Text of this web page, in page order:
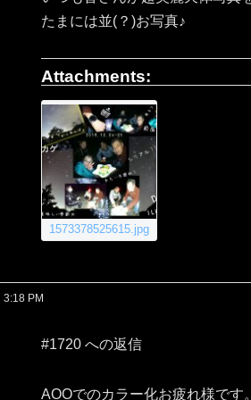
たまには並(？)お写真♪
Attachments:
1573378525615.jpg
PM
#1720 への返信
AOOでのカラー化お疲れ様です。